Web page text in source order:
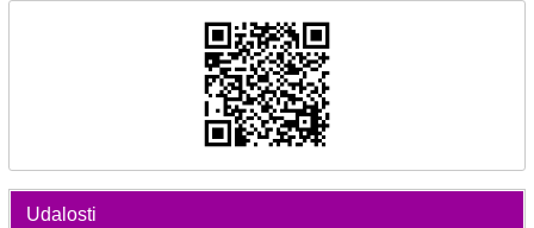
Udalosti